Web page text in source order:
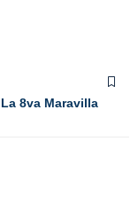
8va Maravilla